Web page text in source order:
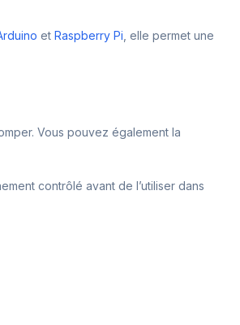
et Raspberry Pi , elle permet une
Vous pouvez également la
contrôlé avant de l’utiliser dans